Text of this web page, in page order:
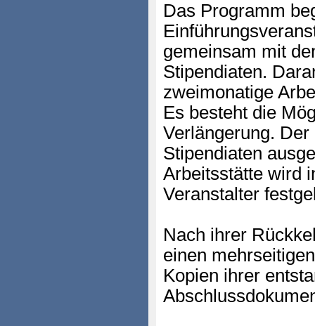
Das Programm
gemeinsam mit
Stipendiaten.
zweimonatige
Es besteht die
Verlängerung.
Stipendiaten
Arbeitsstätte wird
Veranstalter
Nach ihrer
einen
Kopien ihrer